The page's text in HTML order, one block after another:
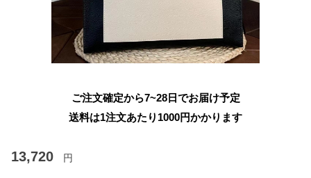
ご注文確定から7~28日でお届け予定
送料は1注文あたり 1000円かかります
13,720 円